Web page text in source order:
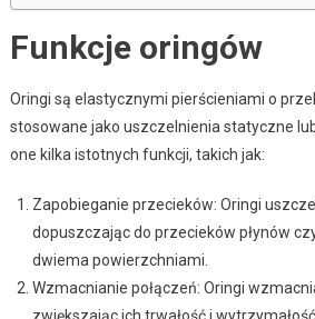
Funkcje oringów
Oringi są elastycznymi pierścieniami o
stosowane jako uszczelnienia statyczne
one kilka istotnych funkcji, takich jak:
Zapobieganie przecieków: Oringi
dopuszczając do przecieków płynów
dwiema powierzchniami.
Wzmacnianie połączeń: Oringi
zwiększając ich trwałość i